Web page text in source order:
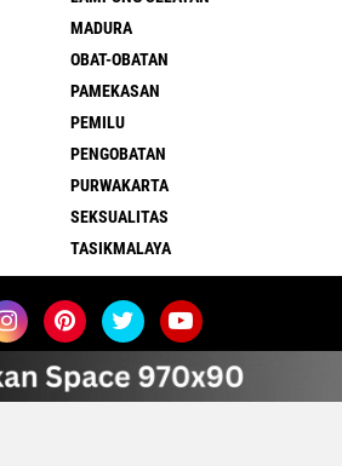
MADURA
OBAT-OBATAN
PAMEKASAN
PEMILU
PENGOBATAN
PURWAKARTA
SEKSUALITAS
TASIKMALAYA
Pedoman Media Siber
Pemasangan Iklan
Tentang Kami